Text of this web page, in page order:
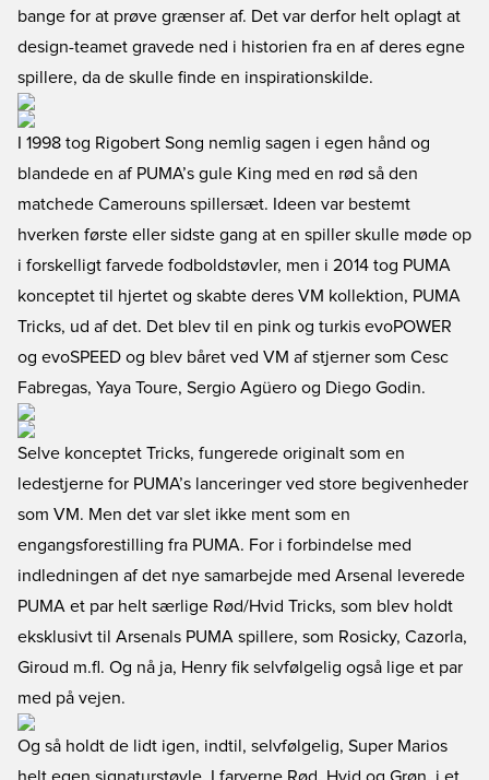
bange for at prøve grænser af. Det var derfor helt oplagt at
design-teamet gravede ned i historien fra en af deres egne
spillere, da de skulle finde en inspirationskilde.
I 1998 tog Rigobert Song nemlig sagen i egen hånd og
blandede en af PUMA’s gule King med en rød så den
matchede Camerouns spillersæt. Ideen var bestemt
hverken første eller sidste gang at en spiller skulle møde op
i forskelligt farvede fodboldstøvler, men i 2014 tog PUMA
konceptet til hjertet og skabte deres VM kollektion, PUMA
Tricks, ud af det. Det blev til en pink og turkis evoPOWER
og evoSPEED og blev båret ved VM af stjerner som Cesc
Fabregas, Yaya Toure, Sergio Agüero og Diego Godin.
Selve konceptet Tricks, fungerede originalt som en
ledestjerne for PUMA’s lanceringer ved store begivenheder
som VM. Men det var slet ikke ment som en
engangsforestilling fra PUMA. For i forbindelse med
indledningen af det nye samarbejde med Arsenal leverede
PUMA et par helt særlige Rød/Hvid Tricks, som blev holdt
eksklusivt til Arsenals PUMA spillere, som Rosicky, Cazorla,
Giroud m.fl. Og nå ja, Henry fik selvfølgelig også lige et par
med på vejen.
Og så holdt de lidt igen, indtil, selvfølgelig, Super Marios